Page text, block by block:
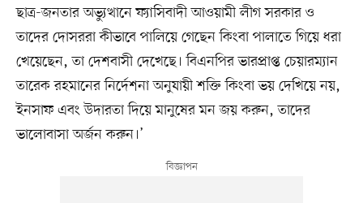
ছাত্র-জনতার অভ্যুত্থানে ফ্যাসিবাদী আওয়ামী লীগ সরকার ও
তাদের দোসররা কীভাবে পালিয়ে গেছেন কিংবা পালাতে গিয়ে ধরা
খেয়েছেন, তা দেশবাসী দেখেছে। বিএনপির ভারপ্রাপ্ত চেয়ারম্যান
তারেক রহমানের নির্দেশনা অনুযায়ী শক্তি কিংবা ভয় দেখিয়ে নয়,
ইনসাফ এবং উদারতা দিয়ে মানুষের মন জয় করুন, তাদের
ভালোবাসা অর্জন করুন।’